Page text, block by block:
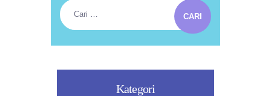
Cari
untuk:
Kategori